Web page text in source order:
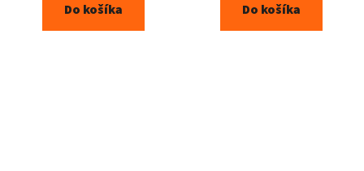
Do košíka Do košíka